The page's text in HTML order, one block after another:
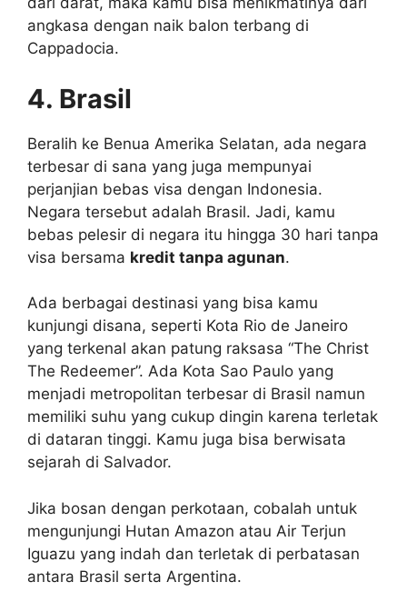
angkasa dengan naik balon terbang di
Cappadocia.
4. Brasil
Beralih ke Benua Amerika Selatan, ada negara
terbesar di sana yang juga mempunyai
perjanjian bebas visa dengan Indonesia.
Negara tersebut adalah Brasil. Jadi, kamu
bebas pelesir di negara itu hingga 30 hari tanpa
visa bersama kredit tanpa agunan.
Ada berbagai destinasi yang bisa kamu
kunjungi disana, seperti Kota Rio de Janeiro
yang terkenal akan patung raksasa “The Christ
The Redeemer”. Ada Kota Sao Paulo yang
menjadi metropolitan terbesar di Brasil namun
memiliki suhu yang cukup dingin karena terletak
di dataran tinggi. Kamu juga bisa berwisata
sejarah di Salvador.
Jika bosan dengan perkotaan, cobalah untuk
mengunjungi Hutan Amazon atau Air Terjun
Iguazu yang indah dan terletak di perbatasan
antara Brasil serta Argentina.